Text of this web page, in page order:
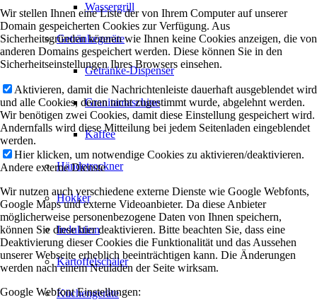
Wassergrill
Getränkegeräte
Getränke-Dispenser
Granitamaschine
Kaffee
Händetrockner
Hokker
Induktion
Kartoffelschäler
Küchengeräte
Wir stellen Ihnen eine Liste der von Ihrem Computer auf unserer
Domain gespeicherten Cookies zur Verfügung. Aus
Sicherheitsgründen können wie Ihnen keine Cookies anzeigen, die von
anderen Domains gespeichert werden. Diese können Sie in den
Sicherheitseinstellungen Ihres Browsers einsehen.
Aktivieren, damit die Nachrichtenleiste dauerhaft ausgeblendet wird
und alle Cookies, denen nicht zugestimmt wurde, abgelehnt werden.
Wir benötigen zwei Cookies, damit diese Einstellung gespeichert wird.
Andernfalls wird diese Mitteilung bei jedem Seitenladen eingeblendet
werden.
Hier klicken, um notwendige Cookies zu aktivieren/deaktivieren.
Andere externe Dienste
Wir nutzen auch verschiedene externe Dienste wie Google Webfonts,
Google Maps und externe Videoanbieter. Da diese Anbieter
möglicherweise personenbezogene Daten von Ihnen speichern,
können Sie diese hier deaktivieren. Bitte beachten Sie, dass eine
Deaktivierung dieser Cookies die Funktionalität und das Aussehen
unserer Webseite erheblich beeinträchtigen kann. Die Änderungen
werden nach einem Neuladen der Seite wirksam.
Google Webfont Einstellungen: